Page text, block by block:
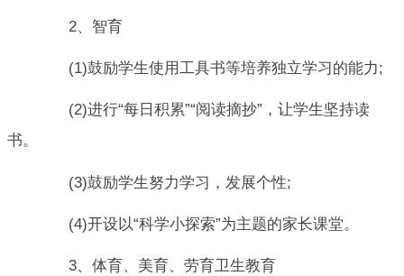
2、智育
(1)鼓励学生使用工具书等培养独立学习的能力;
(2)进行“每日积累”“阅读摘抄”，让学生坚持读
书。
(3)鼓励学生努力学习，发展个性;
(4)开设以“科学小探索”为主题的家长课堂。
3、体育、美育、劳育卫生教育